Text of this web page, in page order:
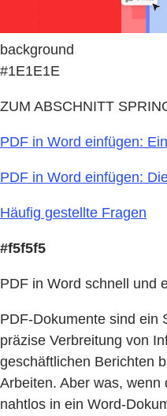
background
#1E1E1E
ZUM ABSCHNITT
PDF in Word einfügen:
PDF in Word einfügen:
Häufig gestellte Fragen
#f5f5f5
PDF in Word schnell und
PDF-Dokumente sind ein
präzise Verbreitung von
geschäftlichen Berichten
Arbeiten. Aber was,
nahtlos in ein Word-